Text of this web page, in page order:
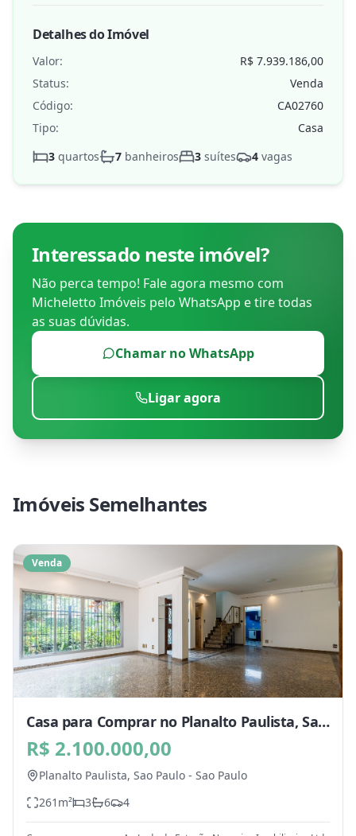
Detalhes do Imóvel
Valor:
R$ 7.939.186,00
Status:
Venda
Código:
CA02760
Tipo:
Casa
3 quartos 7 banheiros 3 suítes 4 vagas
Interessado neste imóvel?
Não perca tempo! Fale agora mesmo com
Micheletto Imóveis pelo WhatsApp e tire todas
as suas dúvidas.
Chamar no WhatsApp
Ligar agora
Imóveis Semelhantes
Venda
Casa para Comprar no Planalto Paulista, Sao
Paulo - SP
R$ 2.100.000,00
Planalto Paulista, Sao Paulo - Sao Paulo
261 m² 3 6 4